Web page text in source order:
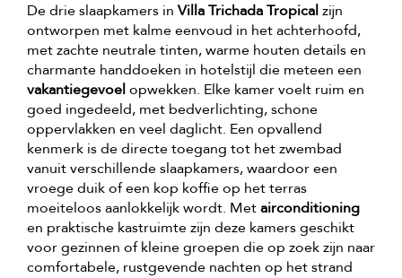
De drie slaapkamers inVilla Trichada Tropicalzijn
ontworpen met kalme eenvoud in het achterhoofd,
met zachte neutrale tinten, warme houten details en
charmante handdoeken in hotelstijl die meteen een
vakantiegevoelopwekken. Elke kamer voelt ruim en
goed ingedeeld, met bedverlichting, schone
oppervlakken en veel daglicht. Een opvallend
kenmerk is de directe toegang tot het zwembad
vanuit verschillende slaapkamers, waardoor een
vroege duik of een kop koffie op het terras
moeiteloos aanlokkelijk wordt. Metairconditioning
en praktische kastruimte zijn deze kamers geschikt
voor gezinnen of kleine groepen die op zoek zijn naar
comfortabele, rustgevende nachten op het strand